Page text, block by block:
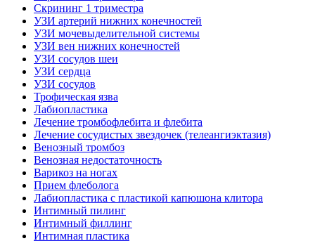
Скрининг 1 триместра
УЗИ артерий нижних конечностей
УЗИ мочевыделительной системы
УЗИ вен нижних конечностей
УЗИ сосудов шеи
УЗИ сердца
УЗИ сосудов
Трофическая язва
Лабиопластика
Лечение тромбофлебита и флебита
Лечение сосудистых звездочек (телеангиэктазия)
Венозный тромбоз
Венозная недостаточность
Варикоз на ногах
Прием флеболога
Лабиопластика с пластикой капюшона клитора
Интимный пилинг
Интимный филлинг
Интимная пластика